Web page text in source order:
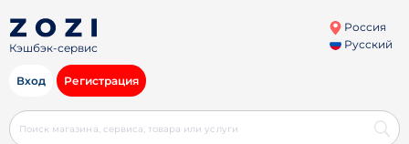
Кэшбэк-сервис
Россия
Русский
Вход Регистрация